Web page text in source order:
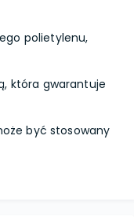
polietylenu,
która gwarantuje
być stosowany